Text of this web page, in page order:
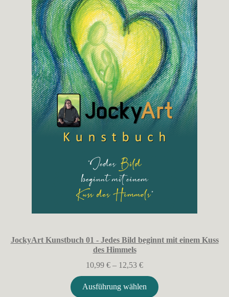
JockyArt Kunstbuch 01 - Jedes Bild beginnt mit einem Kuss
des Himmels
10,99 € – 12,53 €Preisspanne:
12,53 €
Ausführung wählen